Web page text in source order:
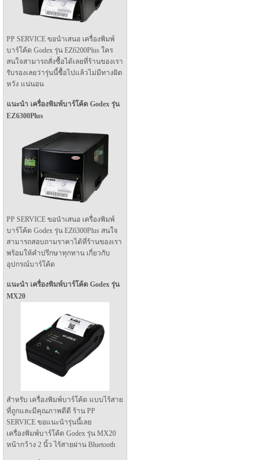
PP SERVICE ขอนำเสนอ เครื่องพิมพ์
บาร์โค้ด Godex รุ่น EZ6200Plus ใคร
สนใจสามารถสั่งซื้อได้เลยที่ร้านของเรา
รับรองเลยว่ารุ่นนี้ซื้อไปแล้วไม่มีทางผิด
หวัง แน่นอน
แนะนำ เครื่องพิมพ์บาร์โค้ด Godex รุ่น
EZ6300Plus
PP SERVICE ขอนำเสนอ เครื่องพิมพ์
บาร์โค้ด Godex รุ่น EZ6300Plus สนใจ
สามารถสอบถามราคาได้ที่ร้านของเรา
พร้อมให้คำปรึกษาทุกทาน เกี่ยวกับ
อุปกรณ์บาร์โค้ด
แนะนำ เครื่องพิมพ์บาร์โค้ด Godex รุ่น
MX20
สำหรับ เครื่องพิมพ์บาร์โค้ด แบบไร้สาย
ที่ถูกและมีคุณภาพดีดี ร้าน PP
SERVICE ขอแนะนำรุ่นนี้เลย
เครื่องพิมพ์บาร์โค้ด Godex รุ่น MX20
หน้ากว้าง 2 นิ้ว ไร้สายผ่าน Bluetooth